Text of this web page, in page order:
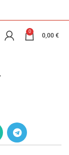
0
0,00 €